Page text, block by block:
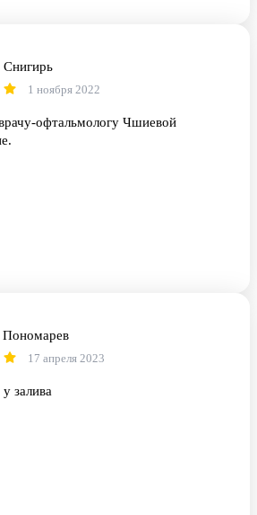
Снигирь
1 ноября 2022
офтальмологу Чшиевой
Пономарев
17 апреля 2023
залива